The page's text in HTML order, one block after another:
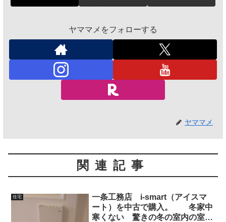
ヤママメをフォローする
ヤママメ
関連記事
住宅
一条工務店 i-smart（アイスマ
ート）を中古で購入。 冬家中
寒くない 驚きの冬の室内の室温